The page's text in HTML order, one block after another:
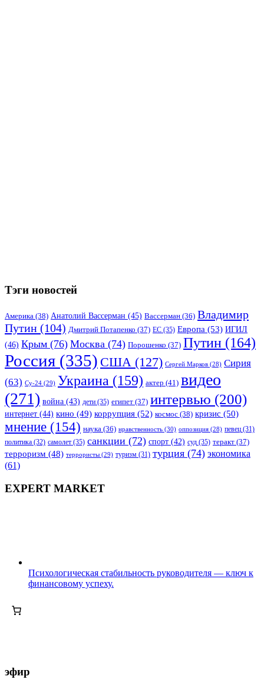
Тэги новостей
Америка (38) Анатолий Вассерман (45) Вассерман (36) Владимир
Путин (104) Дмитрий Потапенко (37) ЕС (35) Европа (53) ИГИЛ
(46) Крым (76) Москва (74) Порошенко (37) Путин (164)
Россия (335) США (127) Сергей Марков (28) Сирия
(63) Су-24 (29) Украина (159) актер (41) видео
(271) война (43) дети (35) египет (37) интервью (200)
интернет (44) кино (49) коррупция (52) космос (38) кризис (50)
мнение (154) наука (36) нравственность (30) оппозиция (28) певец (31)
политика (32) самолет (35) санкции (72) спорт (42) суд (35) теракт (37)
терроризм (48) террористы (29) туризм (31) турция (74) экономика
(61)
EXPERT MARKET
Психологическая стабильность руководителя — ключ к
финансовому успеху.
эфир